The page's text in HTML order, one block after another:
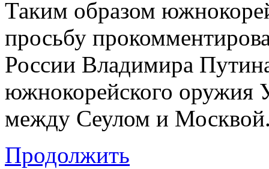
Таким образом
просьбу
России Владимира
южнокорейского оружия
между Сеулом и
Продолжить